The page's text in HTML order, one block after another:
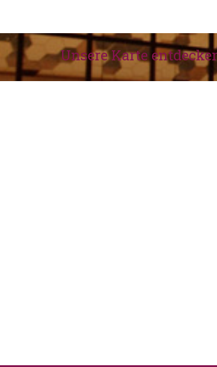
Unsere Karte